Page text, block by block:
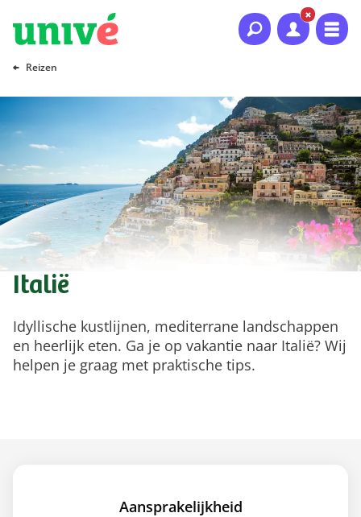
Naar hoofdinhoud
Naar hoofdnavigatie
Naar footer
Reizen
Italië
Idyllische kustlijnen, mediterrane landschappen
en heerlijk eten. Ga je op vakantie naar Italië? Wij
helpen je graag met praktische tips.
Aansprakelijkheid